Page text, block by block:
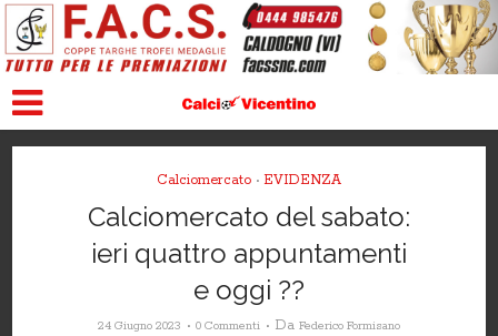
Calciomercato • EVIDENZA
Calciomercato del sabato:
ieri quattro appuntamenti
e oggi ??
24 Giugno 2023 0 Commenti Da Federico Formisano